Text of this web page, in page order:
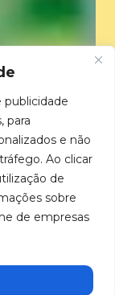
publicidade
para
e não
Ao clicar
de
sobre
de empresas